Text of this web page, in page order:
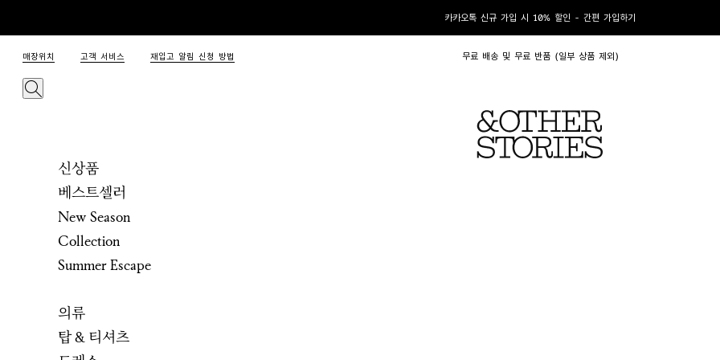
카카오톡 신규 가입 시 10% 할인 - 간편 가입하기
매장위치 고객 서비스 재입고 알림 신청 방법 무료 배송 및 무료 반품 (일부 상품 제외)
신상품
베스트셀러
New Season
Collection
Summer Escape
의류
탑 & 티셔츠